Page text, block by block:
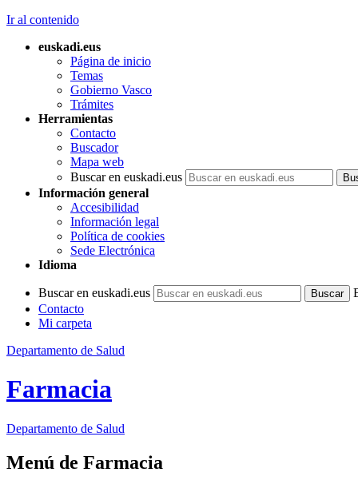
Ir al contenido
euskadi.eus
Página de inicio
Temas
Gobierno Vasco
Trámites
Herramientas
Contacto
Buscador
Mapa web
Buscar en euskadi.eus
Información general
Accesibilidad
Información legal
Política de cookies
Sede Electrónica
Idioma
Buscar en euskadi.eus
Contacto
Mi carpeta
Departamento de Salud
Farmacia
Departamento de Salud
Menú de Farmacia